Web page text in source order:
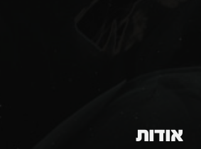
אודות